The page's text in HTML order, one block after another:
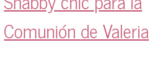
Comunión de Valeria